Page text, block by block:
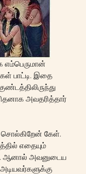
எம்பெருமான்
பாட்டி. இதை
அவதரித்தார்
சொல்கிறேன் கேள்.
எதையும்
ஆனால் அவனுடைய